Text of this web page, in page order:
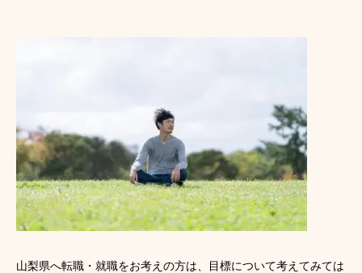
山梨県へ転職・就職をお考えの方は、目標について考えてみては